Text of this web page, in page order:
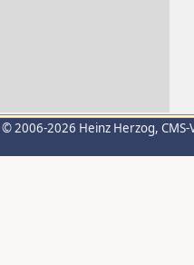
© 2006-2026 Heinz Herzog,